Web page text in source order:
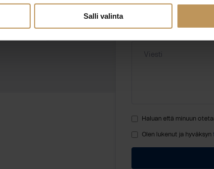
Salli valinta
Haluan että minuun
Olen lukenut ja hyväksyn